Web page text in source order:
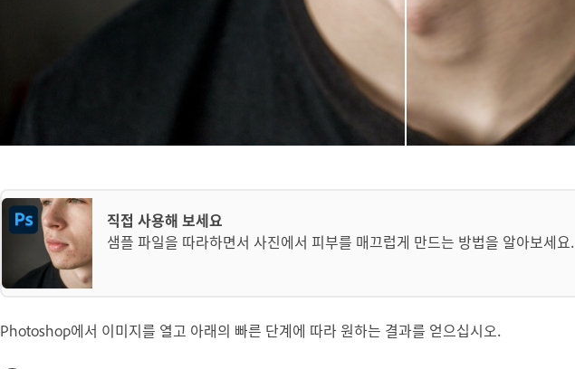
직접 사용해 보세요
샘플 파일을 따라하면서 사진에서 피부를 매끄럽게 만드는 방법을 알아보세요.
Photoshop에서 이미지를 열고 아래의 빠른 단계에 따라 원하는 결과를 얻으십시오.